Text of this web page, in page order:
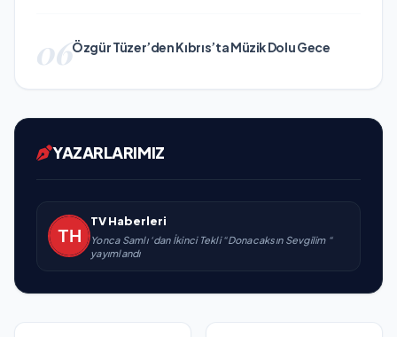
06Özgür Tüzer’den Kıbrıs’ta Müzik Dolu Gece
YAZARLARIMIZ
TV Haberleri
Yonca Samlı ‘dan İkinci Tekli “Donacaksın Sevgilim “
yayımlandı